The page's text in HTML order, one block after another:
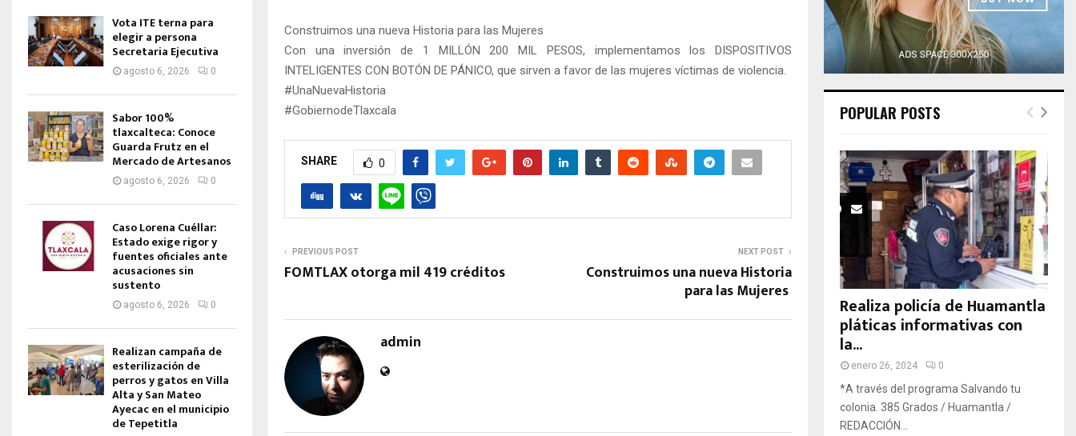
Construimos una nueva Historia para las Mujeres
Con una inversión de 1 MILLÓN 200 MIL PESOS, implementamos los DISPOSITIVOS
INTELIGENTES CON BOTÓN DE PÁNICO, que sirven a favor de las mujeres víctimas de violencia.
#UnaNuevaHistoria
#GobiernodeTlaxcala
SHARE 0
PREVIOUS POST
FOMTLAX otorga mil 419 créditos
NEXT POST
Construimos una nueva Historia
para las Mujeres
admin
Vota ITE terna para
elegir a persona
Secretaria Ejecutiva
agosto 6, 2026 0
Sabor 100%
tlaxcalteca: Conoce
Guarda Frutz en el
Mercado de Artesanos
agosto 6, 2026 0
Caso Lorena Cuéllar:
Estado exige rigor y
fuentes oficiales ante
acusaciones sin
sustento
agosto 6, 2026 0
Realizan campaña de
esterilización de
perros y gatos en Villa
Alta y San Mateo
Ayecac en el municipio
de Tepetitla
POPULAR POSTS
Realiza policía de Huamantla
pláticas informativas con
la...
enero 26, 2024 0
*A través del programa Salvando tu
colonia. 385 Grados / Huamantla /
REDACCIÓN...